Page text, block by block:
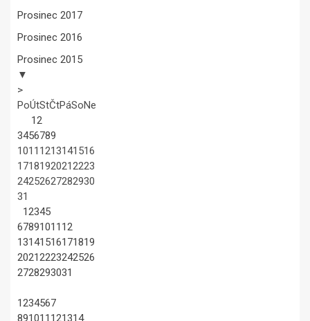
Prosinec 2017
Prosinec 2016
Prosinec 2015
▼
>
PoÚtStČtPáSoNe
12
3456789
1011 1213141516
17181920212223
24252627282930
31
12345
67891011 12
13141516171819
20212223242526
2728293031
1234567
891011 121314